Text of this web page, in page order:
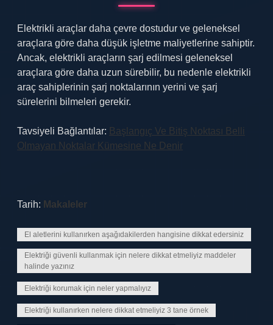
Elektrikli araçlar daha çevre dostudur ve geleneksel
araçlara göre daha düşük işletme maliyetlerine sahiptir.
Ancak, elektrikli araçların şarj edilmesi geleneksel
araçlara göre daha uzun sürebilir, bu nedenle elektrikli
araç sahiplerinin şarj noktalarının yerini ve şarj
sürelerini bilmeleri gerekir.
Tavsiyeli Bağlantılar: Başlangıç Ve Bitiş Noktası Belli
Olmayan Noktalar Kümesine Ne Denir
Tarih: Makaleler
El aletlerini kullanırken aşağıdakilerden hangisine dikkat edersiniz
Elektriği güvenli kullanmak için nelere dikkat etmeliyiz maddeler
halinde yazınız
Elektriği korumak için neler yapmalıyız
Elektriği kullanırken nelere dikkat etmeliyiz 3 tane örnek